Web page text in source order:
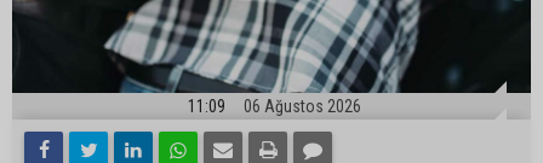
11:09 06 Ağustos 2026